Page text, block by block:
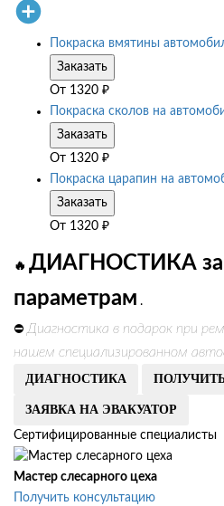
Покраска вмятины
Заказать
От 1320 ₽
Покраска сколов на
Заказать
От 1320 ₽
Покраска царапин на
Заказать
От 1320 ₽
🔥 ДИАГНОСТИКА за
параметрам .
⛔ Диагностика в подарок при
нашем специализированном
ДИАГНОСТИКА
ЗАЯВКА НА ЭВАКУАТОР
Сертифицированные специалисты
Мастер слесарного цеха
Получить консультацию